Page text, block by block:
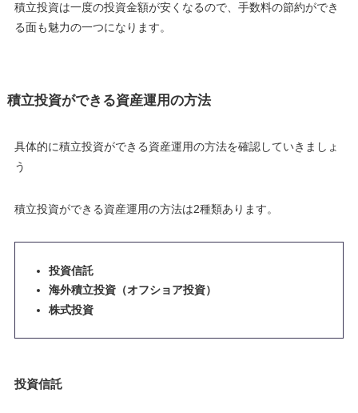
積立投資は一度の投資金額が安くなるので、手数料の節約ができ
る面も魅力の一つになります。
積立投資ができる資産運用の方法
具体的に積立投資ができる資産運用の方法を確認していきましょ
う
積立投資ができる資産運用の方法は2種類あります。
投資信託
海外積立投資（オフショア投資）
株式投資
投資信託